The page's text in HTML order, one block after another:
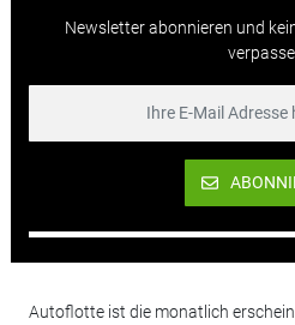
Newsletter abonnieren und
Autoflotte ist die monatlich